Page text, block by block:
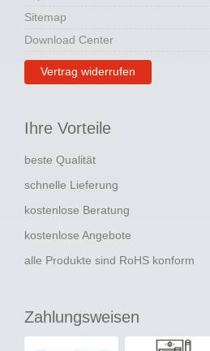
Sitemap
Download Center
Vertrag widerrufen
Ihre Vorteile
beste Qualität
schnelle Lieferung
kostenlose Beratung
kostenlose Angebote
alle Produkte sind RoHS konform
Zahlungsweisen